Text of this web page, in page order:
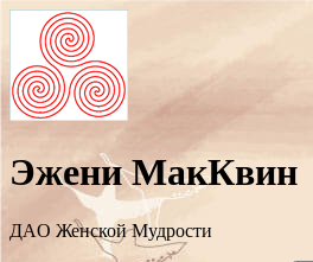
Эжени МакКвин
ДAO Женской Мудрости